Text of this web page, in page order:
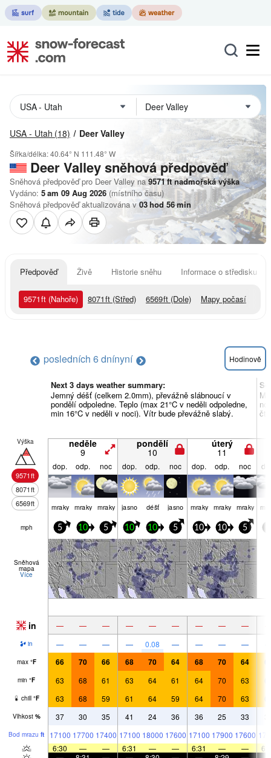
USA - Utah (18) Deer Valley
Šířka/délka:40.64° N 111.48° W
Deer Valleysněhová předpověď
Sněhová předpověď pro Deer Valley na 9571ftnadmořská výška
Vydáno: 5 am 09 Aug 2026 (místního času)
Sněhová předpověď aktualizována v03hod 56min
Předpověď Živě Historie sněhu Informace o středisku
9571ft (Nahoře) 8071ft (Střed) 6569ft (Dole) Mapy počasí
posledních 6 dnínyní Hodinově
Next 3 days weather summary:
Jemný déšť (celkem 2.0mm), převážně slábnoucí v
pondělí odpoledne. Teplo (max 21°C v neděli odpoledne,
min 16°C v neděli v noci). Vítr bude převážně slabý.
Výška
9571ft
8071ft
6569ft
neděle
9
pondělí
10
úterý
11
dop. odp. noc dop. odp. noc dop. odp. noc
mraky mraky mraky jasno déšť jasno mraky mraky mraky
mph 5 10 5 10 10 5 10 10 5
Sněhová
mapa
Více
in — — — — — — — — —
in — — — — 0.08 — — — —
max °F 66 70 66 68 70 64 68 70 64
min °F 63 68 61 63 64 61 64 70 63
chill °F 63 68 59 61 64 59 64 70 63
Vlhkost % 37 30 35 41 24 36 36 25 33
Bod mrazu ft 17100 17700 17400 17100 18000 17600 17100 17900 17600
6:30
— — 6:31 — — 6:31 — —